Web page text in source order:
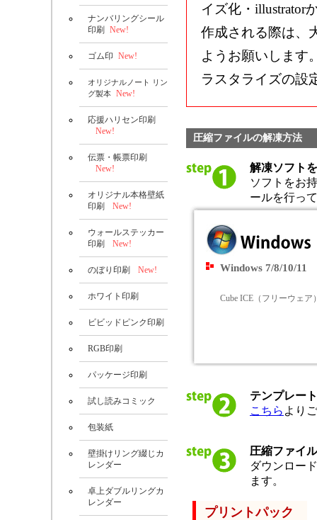
イズ化・illustrator
作成される際は、
ようお願いします
ラスタライズの
圧縮ファイルの解凍方法
解凍ソフト
ソフトをお
ールを行っ
Windows 7/8/10/11
Cube ICE（フリーウェア
テンプレー
こちら より
圧縮ファイ
ダウンロー
ます。
ナンバリングシール
印刷 New!
ゴム印 New!
オリジナルノート リン
グ製本 New!
応援ハリセン印刷
New!
伝票・帳票印刷
New!
オリジナル本格壁紙
印刷
New!
ウォールステッカー
印刷
New!
のぼり印刷 New!
ホワイト印刷
ビビッドピンク印刷
RGB印刷
パッケージ印刷
試し読みコミック
包装紙
壁掛けリング綴じカ
レンダー
卓上ダブルリングカ
レンダー
プリントパック